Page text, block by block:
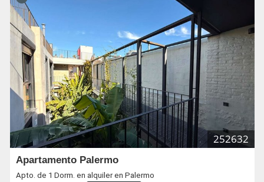
252632
Apartamento Palermo
Apto. de 1 Dorm. en alquiler en Palermo